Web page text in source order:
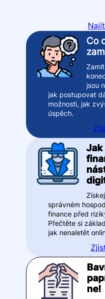
Co
jsou
jak postupovat
možnosti, jak
úspěch.
Jak
správném
finance před
Přečtěte si
jak nenaletět
ne!